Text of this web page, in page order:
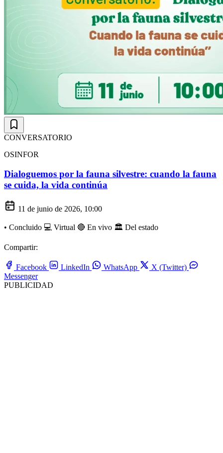
CONVERSATORIO
OSINFOR
Dialoguemos por la fauna silvestre: cuando la fauna
se cuida, la vida continúa
11 de junio de 2026, 10:00
• Concluido 💻 Virtual 🔴 En vivo 🏛️ Del estado
Compartir:
Facebook LinkedIn WhatsApp
X (Twitter)
Messenger
PUBLICIDAD